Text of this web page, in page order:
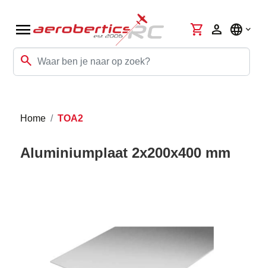
menu
search
shopping_cart person language
Home TOA2
Aluminiumplaat 2x200x400 mm